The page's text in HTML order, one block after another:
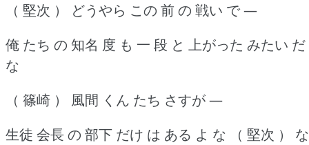
（ 堅次 ） どうやら この 前 の 戦い で ―
俺 たち の 知名 度 も 一 段 と 上がった みたい だ
な
（ 篠崎 ） 風間 くん たち さすが ―
生徒 会長 の 部下 だけ は ある よ な （ 堅次 ） な